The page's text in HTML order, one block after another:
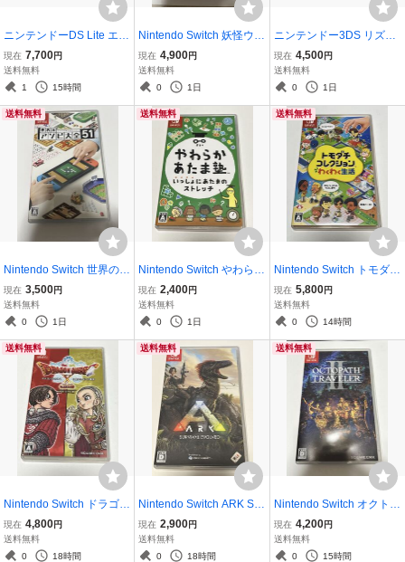
ニンテンドーDS Lite エナ
メルネイビー
現在 7,700円
送料無料
1
15時間
Nintendo Switch 妖怪ウォ
ッチ4ぷらぷら
現在 4,900円
送料無料
0
1日
ニンテンドー3DS リズム
天国 ベスト プラス
現在 4,500円
送料無料
0
1日
送料無料
Nintendo Switch 世界のア
ソビ大全51
現在 3,500円
送料無料
0
1日
送料無料
Nintendo Switch やわらか
あたま塾 いっしょにあた
まのストレッチ
現在 2,400円
送料無料
0
1日
送料無料
Nintendo Switch トモダチ
コレクション わくわく生
活
現在 5,800円
送料無料
0
14時間
送料無料
Nintendo Switch ドラゴン
クエストX 目覚めし五つ
の種族 オフライン デラッ
クス版
現在 4,800円
送料無料
0
18時間
送料無料
Nintendo Switch ARK Sur
vival アーク サバイバル
エボルブド
現在 2,900円
送料無料
0
18時間
送料無料
Nintendo Switch オクトパ
ストラベラーII
現在 4,200円
送料無料
0
15時間